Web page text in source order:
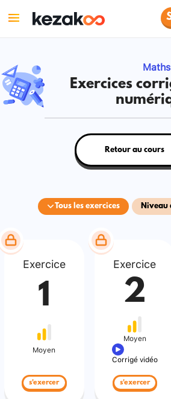
Maths
Exercices
Tous les exercices Niveau
Retour au cours
Exercice
1
Moyen
s'exercer
Exercice
2
Moyen
Corrigé vidéo
s'exercer